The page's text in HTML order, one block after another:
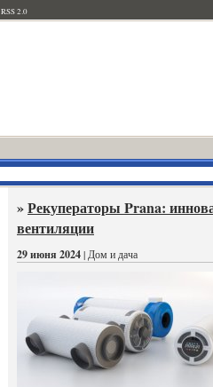
RSS 2.0
»Рекуператоры Prana:
вентиляции
29 июня 2024| Дом и дача